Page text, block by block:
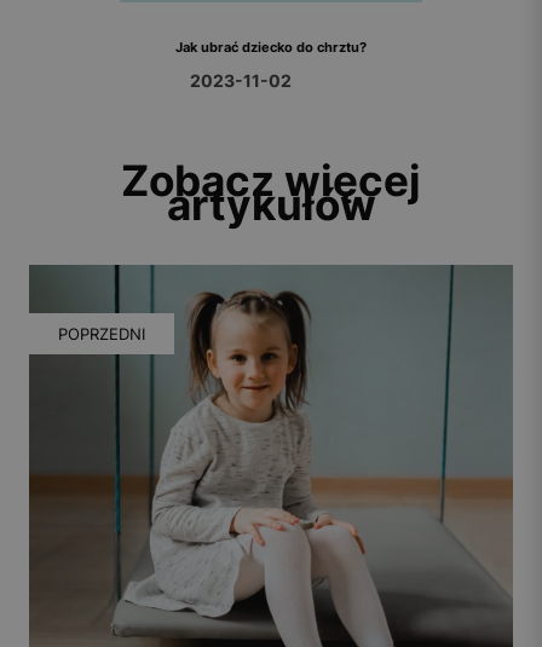
Jak ubrać dziecko do chrztu?
2023-11-02
Zobacz więcej
artykułów
POPRZEDNI